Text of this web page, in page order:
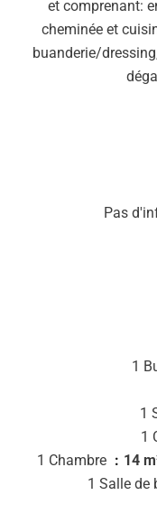
et comprenant:
cheminée et
buanderie/
Pas
1
1
1
1 Chambre
14
1 Salle de